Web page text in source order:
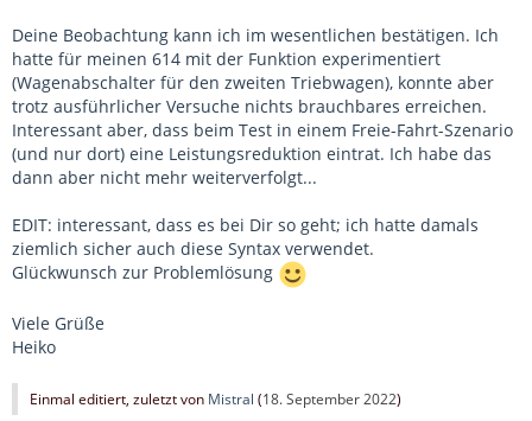
Deine Beobachtung kann ich im wesentlichen bestätigen. Ich
hatte für meinen 614 mit der Funktion experimentiert
(Wagenabschalter für den zweiten Triebwagen), konnte aber
trotz ausführlicher Versuche nichts brauchbares erreichen.
Interessant aber, dass beim Test in einem Freie-Fahrt-Szenario
(und nur dort) eine Leistungsreduktion eintrat. Ich habe das
dann aber nicht mehr weiterverfolgt...
EDIT: interessant, dass es bei Dir so geht; ich hatte damals
ziemlich sicher auch diese Syntax verwendet.
Glückwunsch zur Problemlösung
Viele Grüße
Heiko
Einmal editiert, zuletzt von Mistral (18. September 2022)